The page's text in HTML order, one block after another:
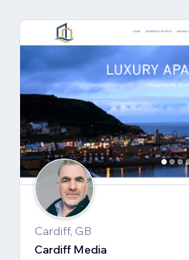
Cardiff, GB
Cardiff Media